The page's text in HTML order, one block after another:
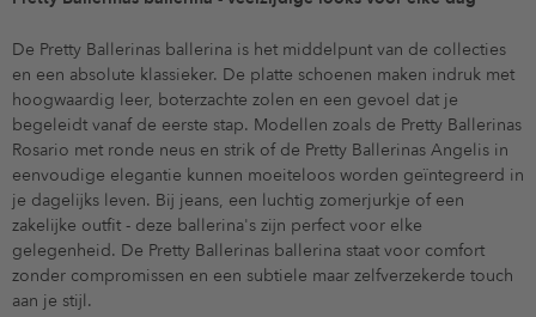
De Pretty Ballerinas ballerina is het middelpunt van de collecties
en een absolute klassieker. De platte schoenen maken indruk met
hoogwaardig leer, boterzachte zolen en een gevoel dat je
begeleidt vanaf de eerste stap. Modellen zoals de Pretty Ballerinas
Rosario met ronde neus en strik of de Pretty Ballerinas Angelis in
eenvoudige elegantie kunnen moeiteloos worden geïntegreerd in
je dagelijks leven. Bij jeans, een luchtig zomerjurkje of een
zakelijke outfit - deze ballerina's zijn perfect voor elke
gelegenheid. De Pretty Ballerinas ballerina staat voor comfort
zonder compromissen en een subtiele maar zelfverzekerde touch
aan je stijl.